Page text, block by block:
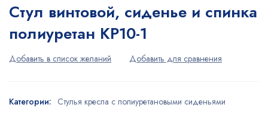
Стул винтовой, сиденье и спинка
полиуретан КР10-1
Категории: Стулья кресла с полиуретановыми сиденьями